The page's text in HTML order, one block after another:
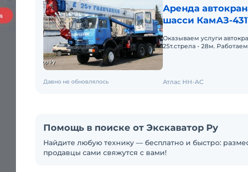
Аренда
шасси КамАЗ-
Оказываем услуги
25т.стрела - 28м.
Давно не обновлялось Атлас НН-АС
Помощь в поиске от Экскаватор Ру
Найдите любую технику — бесплатно и быстро:
продавцы сами свяжутся с вами!